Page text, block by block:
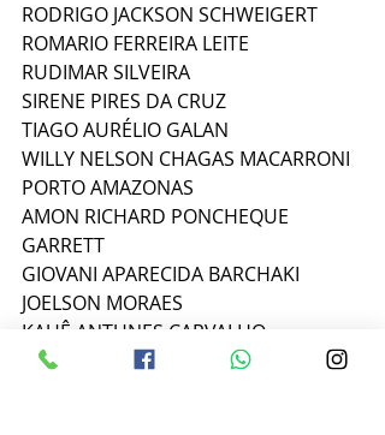
RODRIGO JACKSON SCHWEIGERT
ROMARIO FERREIRA LEITE
RUDIMAR SILVEIRA
SIRENE PIRES DA CRUZ
TIAGO AURÉLIO GALAN
WILLY NELSON CHAGAS MACARRONI
PORTO AMAZONAS
AMON RICHARD PONCHEQUE
GARRETT
GIOVANI APARECIDA BARCHAKI
JOELSON MORAES
KAUÊ ANTUNES CARVALHO
KELWIN VIEIRA MORAIS